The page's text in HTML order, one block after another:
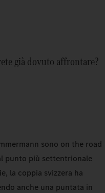
già dovuto affrontare?
sono on the road
punto più settentrionale
la coppia svizzera ha
anche una puntata in